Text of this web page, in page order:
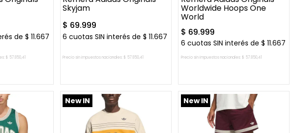
de$ 11.667
$ 57.850,41
Skyjam
$ 69.999
6 cuotas SIN interés de$ 11.667
Precio sin impuestos nacionales: $ 57.850,41
Worldwide Hoops One
World
$ 69.999
6 cuotas SIN interés de $ 11.667
Precio sin impuestos nacionales: $ 57.850,41
New IN New IN